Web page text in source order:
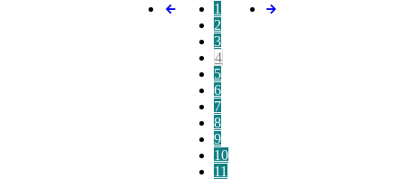
1
2
3
4
5
6
7
8
9
10
11